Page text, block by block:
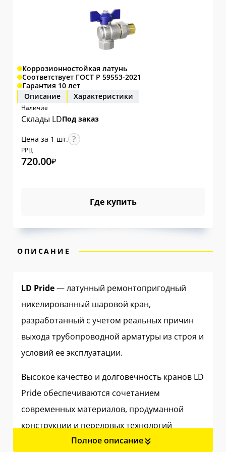
Коррозионностойкая латунь
Соответствует ГОСТ Р 59553-2021
Гарантия 10 лет
Описание
Характеристики
Наличие
Склады LDПод заказ
Цена за 1 шт.
РРЦ
720.00₽
Где купить
ОПИСАНИЕ
LD Pride— латунный ремонтопригодный
никелированный шаровой кран,
разработанный с учетом реальных причин
выхода трубопроводной арматуры из строя и
условий ее эксплуатации.
Высокое качество и долговечность кранов LD
Pride обеспечиваются сочетанием
современных материалов, продуманной
конструкции и передовых технологий
производства.Полное описание